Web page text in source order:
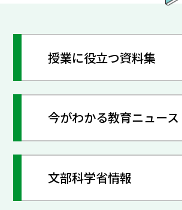
授業に役立つ資料集
今がわかる教育ニュース
文部科学省情報